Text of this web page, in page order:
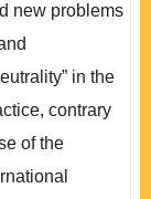
new problems
in the
contrary
of the